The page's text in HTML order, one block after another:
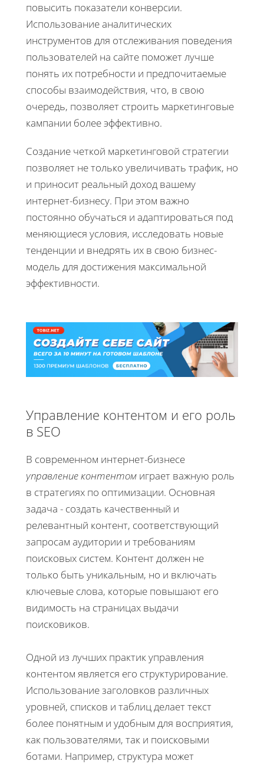
повысить показатели конверсии.
Использование аналитических
инструментов для отслеживания поведения
пользователей на сайте поможет лучше
понять их потребности и предпочитаемые
способы взаимодействия, что, в свою
очередь, позволяет строить маркетинговые
кампании более эффективно.
Создание четкой маркетинговой стратегии
позволяет не только увеличивать трафик, но
и приносит реальный доход вашему
интернет-бизнесу. При этом важно
постоянно обучаться и адаптироваться под
меняющиеся условия, исследовать новые
тенденции и внедрять их в свою бизнес-
модель для достижения максимальной
эффективности.
Управление контентом и его роль
в SEO
В современном интернет-бизнесе
управление контентом играет важную роль
в стратегиях по оптимизации. Основная
задача - создать качественный и
релевантный контент, соответствующий
запросам аудитории и требованиям
поисковых систем. Контент должен не
только быть уникальным, но и включать
ключевые слова, которые повышают его
видимость на страницах выдачи
поисковиков.
Одной из лучших практик управления
контентом является его структурирование.
Использование заголовков различных
уровней, списков и таблиц делает текст
более понятным и удобным для восприятия,
как пользователями, так и поисковыми
ботами. Например, структура может